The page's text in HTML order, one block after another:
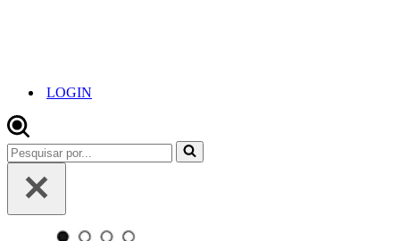
LOGIN
Pesquisar
por...